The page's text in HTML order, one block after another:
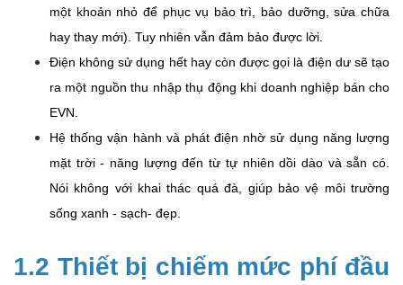
một khoản nhỏ để phục vụ bảo trì, bảo dưỡng, sửa chữa
hay thay mới). Tuy nhiên vẫn đảm bảo được lời.
Điện không sử dụng hết hay còn được gọi là điện dư sẽ tạo
ra một nguồn thu nhập thụ động khi doanh nghiệp bán cho
EVN.
Hệ thống vận hành và phát điện nhờ sử dụng năng lượng
mặt trời - năng lượng đến từ tự nhiên dồi dào và sẵn có.
Nói không với khai thác quá đà, giúp bảo vệ môi trường
sống xanh - sạch- đẹp.
1.2 Thiết bị chiếm mức phí đầu